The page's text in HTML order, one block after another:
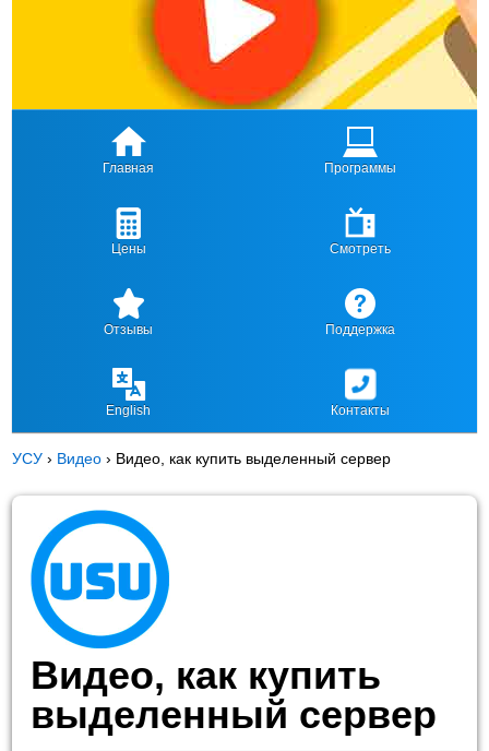
Главная Программы
Цены Смотреть
Отзывы Поддержка
English Контакты
УСУ › Видео › Видео, как купить выделенный сервер
Видео, как купить
выделенный сервер